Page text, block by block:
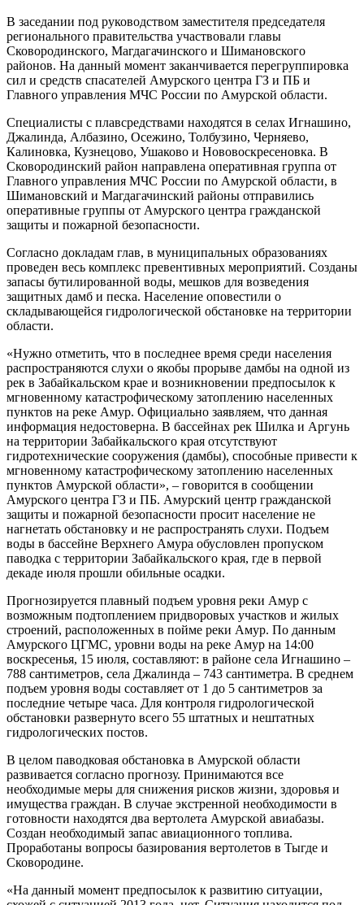
В заседании под руководством заместителя председателя
регионального правительства участвовали главы
Сковородинского, Магдагачинского и Шимановского
районов. На данный момент заканчивается перегруппировка
сил и средств спасателей Амурского центра ГЗ и ПБ и
Главного управления МЧС России по Амурской области.
Специалисты с плавсредствами находятся в селах Игнашино,
Джалинда, Албазино, Осежино, Толбузино, Черняево,
Калиновка, Кузнецово, Ушаково и Нововоскресеновка. В
Сковородинский район направлена оперативная группа от
Главного управления МЧС России по Амурской области, в
Шимановский и Магдагачинский районы отправились
оперативные группы от Амурского центра гражданской
защиты и пожарной безопасности.
Согласно докладам глав, в муниципальных образованиях
проведен весь комплекс превентивных мероприятий. Созданы
запасы бутилированной воды, мешков для возведения
защитных дамб и песка. Население оповестили о
складывающейся гидрологической обстановке на территории
области.
«Нужно отметить, что в последнее время среди населения
распространяются слухи о якобы прорыве дамбы на одной из
рек в Забайкальском крае и возникновении предпосылок к
мгновенному катастрофическому затоплению населенных
пунктов на реке Амур. Официально заявляем, что данная
информация недостоверна. В бассейнах рек Шилка и Аргунь
на территории Забайкальского края отсутствуют
гидротехнические сооружения (дамбы), способные привести к
мгновенному катастрофическому затоплению населенных
пунктов Амурской области», – говорится в сообщении
Амурского центра ГЗ и ПБ. Амурский центр гражданской
защиты и пожарной безопасности просит население не
нагнетать обстановку и не распространять слухи. Подъем
воды в бассейне Верхнего Амура обусловлен пропуском
паводка с территории Забайкальского края, где в первой
декаде июля прошли обильные осадки.
Прогнозируется плавный подъем уровня реки Амур с
возможным подтоплением придворовых участков и жилых
строений, расположенных в пойме реки Амур. По данным
Амурского ЦГМС, уровни воды на реке Амур на 14:00
воскресенья, 15 июля, составляют: в районе села Игнашино –
788 сантиметров, села Джалинда – 743 сантиметра. В среднем
подъем уровня воды составляет от 1 до 5 сантиметров за
последние четыре часа. Для контроля гидрологической
обстановки развернуто всего 55 штатных и нештатных
гидрологических постов.
В целом паводковая обстановка в Амурской области
развивается согласно прогнозу. Принимаются все
необходимые меры для снижения рисков жизни, здоровья и
имущества граждан. В случае экстренной необходимости в
готовности находятся два вертолета Амурской авиабазы.
Создан необходимый запас авиационного топлива.
Проработаны вопросы базирования вертолетов в Тыгде и
Сковородине.
«На данный момент предпосылок к развитию ситуации,